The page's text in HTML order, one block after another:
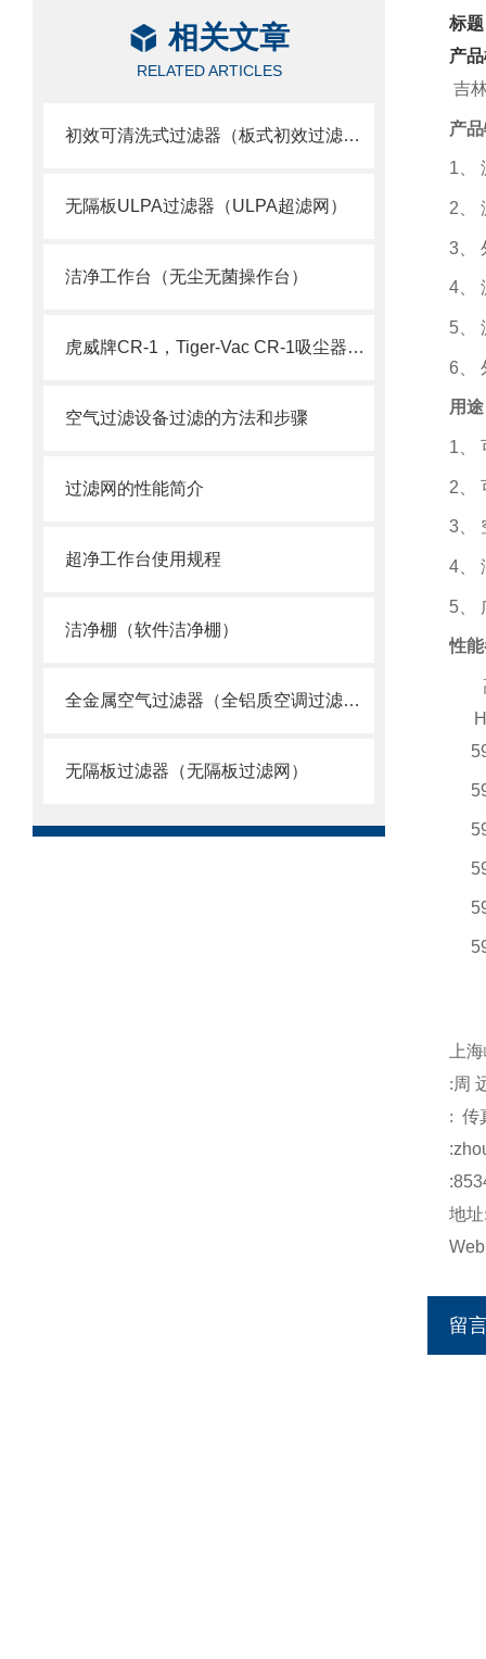
相关文章
RELATED ARTICLES
初效可清洗式过滤器（板式初效过滤网）
无隔板ULPA过滤器（ULPA超滤网）
洁净工作台（无尘无菌操作台）
虎威牌CR-1，Tiger-Vac CR-1吸尘器（含HEPA）
空气过滤设备过滤的方法和步骤
过滤网的性能简介
超净工作台使用规程
洁净棚（软件洁净棚）
全金属空气过滤器（全铝质空调过滤网）
无隔板过滤器（无隔板过滤网）
标
产
吉
产
1
2
3
4
5
6
用
1
2
3
4
5
性
上海
:周
: 传
:
地址
Web
留